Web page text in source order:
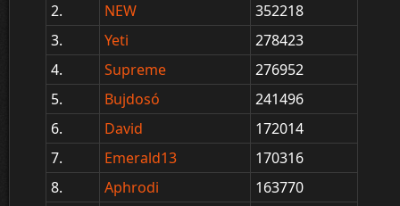
2.
NEW
352218
3.
Yeti
278423
4.
Supreme
276952
5.
Bujdosó
241496
6.
David
172014
7.
Emerald13
170316
8.
Aphrodi
163770